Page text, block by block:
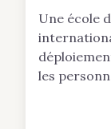
Une école
les